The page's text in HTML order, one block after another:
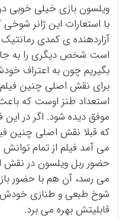
ویلسون بازی خیلی خوبی
با استعارات این ژانر
آزاردهنده ی کمدی
است شخص دیگری را به
بگیریم چون به اعتراف
برای نقش اصلی چنین
استعداد طنز اوست که
موفق دیده شود. اگر در این
که قبلا نقش اصلی چنین
می آمد فیلم از تمام توانش
حضور ربل ویلسون در
می رسد، آن هم با حضور
شوخ طبعی و طنازی خودش
قابلیتش بهره می برد.